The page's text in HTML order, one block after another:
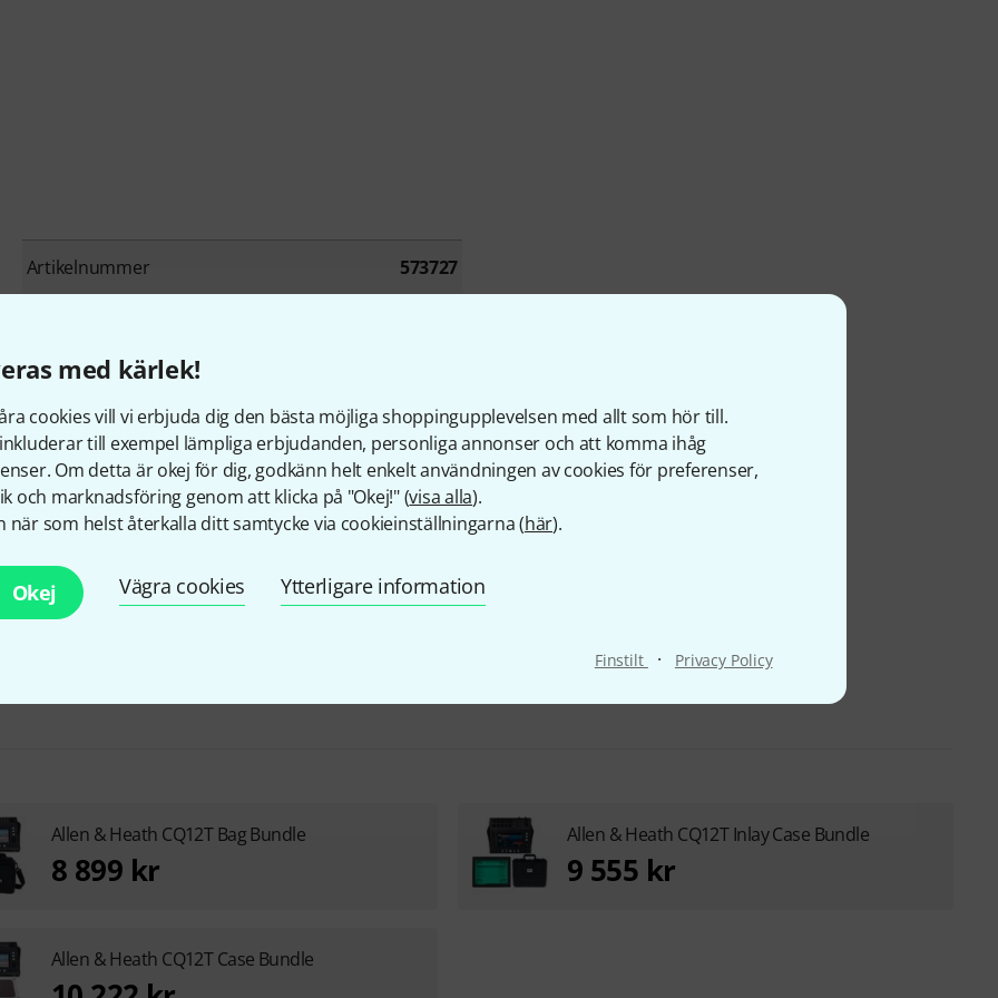
med kärlek!
cookies vill vi erbjuda dig den bästa möjliga shoppingupplevelsen med allt som hör till.
till exempel lämpliga erbjudanden, personliga annonser och att komma ihåg
Om detta är okej för dig, godkänn helt enkelt användningen av cookies för preferenser,
och marknadsföring genom att klicka på "Okej!" (visa alla).
när som helst återkalla ditt samtycke via cookieinställningarna (här).
Okej Vägra cookies Ytterligare information
Finstilt · Privacy Policy
Artikelnummer 573727
DSP Input channels
Physical outputs 8
Hotspot No
integratated Player/Rec via USB/SD
Allen & Heath CQ12T Bag Bundle
8 899 kr
Allen & Heath CQ12T Inlay Case Bundle
9 555 kr
Allen & Heath CQ12T Case Bundle